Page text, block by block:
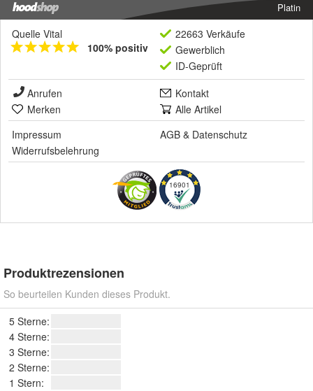
Platin
Quelle Vital
100% positiv
22663 Verkäufe
Gewerblich
ID-Geprüft
Anrufen
Kontakt
Merken
Alle Artikel
Impressum
AGB & Datenschutz
Widerrufsbelehrung
16901
Produktrezensionen
So beurteilen Kunden dieses Produkt.
5 Sterne:
4 Sterne:
3 Sterne:
2 Sterne:
1 Stern: